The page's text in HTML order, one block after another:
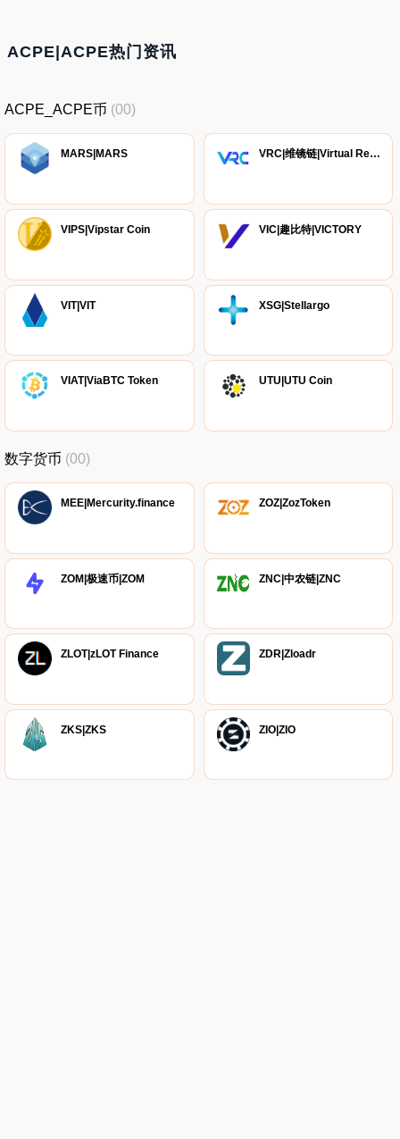
ACPE|ACPE热门资讯
ACPE_ACPE币 (00)
MARS|MARS VRC|维镜链|Virtual Reality Chain
VIPS|Vipstar Coin VIC|趣比特|VICTORY
VIT|VIT XSG|Stellargo
VIAT|ViaBTC Token UTU|UTU Coin
数字货币 (00)
MEE|Mercurity.finance ZOZ|ZozToken
ZOM|极速币|ZOM ZNC|中农链|ZNC
ZLOT|zLOT Finance ZDR|Zloadr
ZKS|ZKS ZIO|ZIO